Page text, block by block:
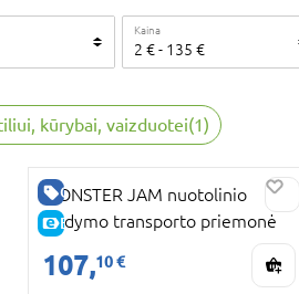
Kaina
2 €- 135 €
kūrybai, vaizduotei(1)
GERA KAINA
E-KAINA
MONSTER JAM nuotolinio
valdymo transporto priemonė
Grave Digger Trax, 6067880
107,10 €